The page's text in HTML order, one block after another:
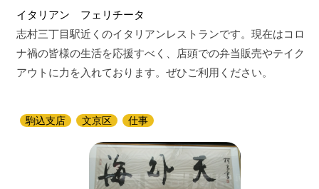
イタリアン フェリチータ
志村三丁目駅近くのイタリアンレストランです。現在はコロ
ナ禍の皆様の生活を応援すべく、店頭での弁当販売やテイク
アウトに力を入れております。ぜひご利用ください。
駒込支店 文京区 仕事